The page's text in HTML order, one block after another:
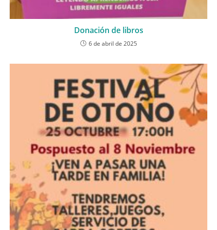
Donación de libros
6 de abril de 2025